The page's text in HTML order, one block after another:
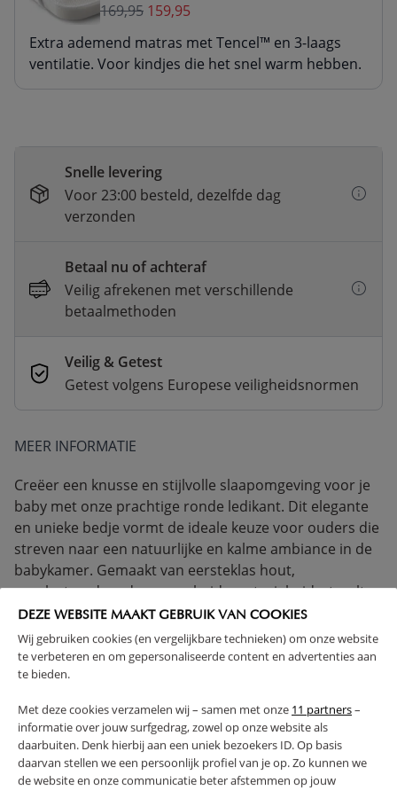
DEZE WEBSITE MAAKT GEBRUIK VAN COOKIES
Wij gebruiken cookies (en vergelijkbare technieken) om onze website
te verbeteren en om gepersonaliseerde content en advertenties aan
te bieden.
Met deze cookies verzamelen wij – samen met onze 11 partners–
informatie over jouw surfgedrag, zowel op onze website als
daarbuiten. Denk hierbij aan een uniek bezoekers ID. Op basis
daarvan stellen we een persoonlijk profiel van je op. Zo kunnen we
de website en onze communicatie beter afstemmen op jouw
169,95 159,95
Extra ademend matras met Tencel™ en 3-laags
ventilatie. Voor kindjes die het snel warm hebben.
Snelle levering
Voor 23:00 besteld, dezelfde dag
verzonden
Betaal nu of achteraf
Veilig afrekenen met verschillende
betaalmethoden
Veilig & Getest
Getest volgens Europese veiligheidsnormen
MEER INFORMATIE
Creëer een knusse en stijlvolle slaapomgeving voor je
baby met onze prachtige ronde ledikant. Dit elegante
en unieke bedje vormt de ideale keuze voor ouders die
streven naar een natuurlijke en kalme ambiance in de
babykamer. Gemaakt van eersteklas hout,
geselecteerd op duurzaamheid en stevigheid, straalt
dit bedje met zijn natuurlijke walnootafwerking een
warme sfeer uit, terwijl het tegelijk de robuuste
kwaliteit benadrukt. Het ontwerp is volledig rond en
vrij van scherpe hoeken, wat bijdraagt aan een veilige
hoogteniveaus van het bedje verstelbaar, waardoor
het meegroeit met je kindje.
VOLDOET AAN EN-VEILIGHEIDSNORM